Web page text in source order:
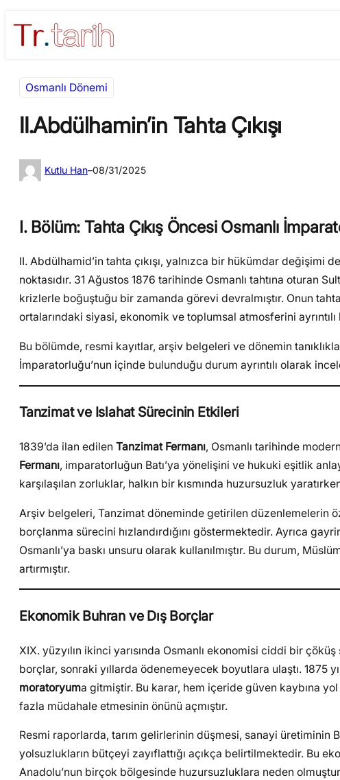
Osmanlı Dönemi
II.Abdülhamin’in Tahta Çıkışı
Kutlu Han–08/31/2025
I. Bölüm: Tahta Çıkış Öncesi Osmanlı
II. Abdülhamid’in tahta çıkışı, yalnızca bir hükümdar
noktasıdır. 31 Ağustos 1876 tarihinde Osmanlı tahtına oturan
krizlerle boğuştuğu bir zamanda görevi devralmıştır. Onun
ortalarındaki siyasi, ekonomik ve toplumsal atmosferini
Bu bölümde, resmi kayıtlar, arşiv belgeleri ve dönemin
İmparatorluğu’nun içinde bulunduğu durum ayrıntılı olarak
Tanzimat ve Islahat Sürecinin Etkileri
1839’da ilan edilen Tanzimat Fermanı, Osmanlı tarihinde
Fermanı, imparatorluğun Batı’ya yönelişini ve hukuki eşitlik
karşılaşılan zorluklar, halkın bir kısmında huzursuzluk
Arşiv belgeleri, Tanzimat döneminde getirilen düzenlemelerin
borçlanma sürecini hızlandırdığını göstermektedir. Ayrıca
Osmanlı’ya baskı unsuru olarak kullanılmıştır. Bu durum,
artırmıştır.
Ekonomik Buhran ve Dış Borçlar
XIX. yüzyılın ikinci yarısında Osmanlı ekonomisi ciddi bir
borçlar, sonraki yıllarda ödenemeyecek boyutlara ulaştı. 1875
moratoryuma gitmiştir. Bu karar, hem içeride güven kaybına yol
fazla müdahale etmesinin önünü açmıştır.
Resmi raporlarda, tarım gelirlerinin düşmesi, sanayi
yolsuzlukların bütçeyi zayıflattığı açıkça belirtilmektedir. Bu
Anadolu’nun birçok bölgesinde huzursuzluklara neden